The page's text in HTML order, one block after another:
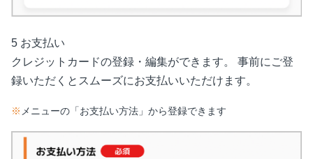
5 お支払い
クレジットカードの登録・編集ができます。 事前にご登
録いただくとスムーズにお支払いいただけます。
※ メニューの「お支払い方法」から登録できます